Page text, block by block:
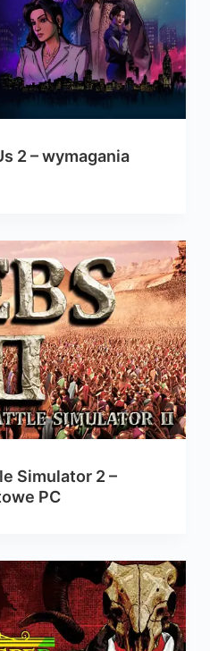
2 – wymagania
Simulator 2 –
PC